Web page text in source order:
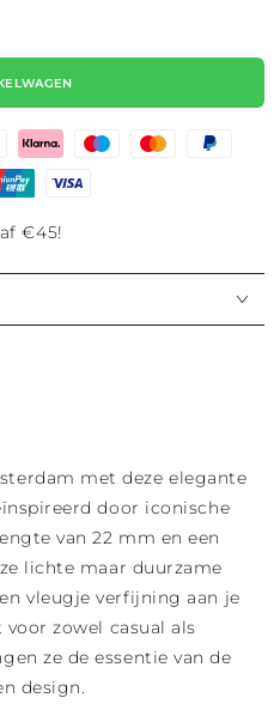
€45!
met deze elegante
door iconische
van 22 mm en een
lichte maar duurzame
vleugje verfijning aan je
zowel casual als
ze de essentie van de
design.